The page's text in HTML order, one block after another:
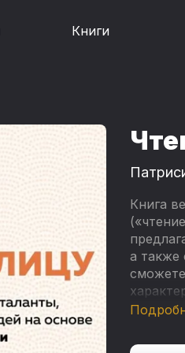
Книги
Книга
а также